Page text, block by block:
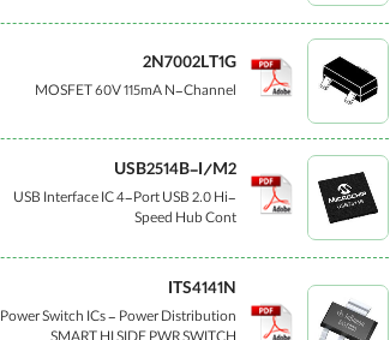
2N7002LT1G
MOSFET 60V 115mA N-Channel
USB2514B-I/M2
USB Interface IC 4-Port USB 2.0 Hi-
Speed Hub Cont
ITS4141N
Power Switch ICs - Power Distribution